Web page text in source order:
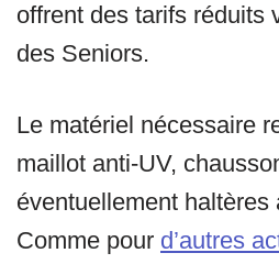
offrent des tarifs réduits
des Seniors.
Le matériel nécessaire
maillot anti-UV,
éventuellement haltères
Comme pour d’autres